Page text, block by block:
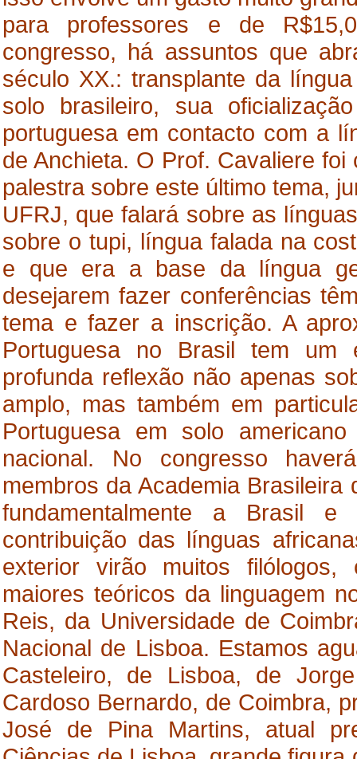
para professores e de
congresso, há assuntos que
século XX.: transplante da
solo brasileiro, sua
portuguesa em contacto com a
de Anchieta. O Prof. Cavaliere
palestra sobre este último tema,
UFRJ, que falará sobre as
sobre o tupi, língua falada na
e que era a base da língua
desejarem fazer conferências
tema e fazer a inscrição. A
Portuguesa no Brasil tem um
profunda reflexão não apenas
amplo, mas também em
Portuguesa em solo
nacional. No congresso
membros da Academia
fundamentalmente a Brasil
contribuição das línguas
exterior virão muitos
maiores teóricos da linguagem
Reis, da Universidade de
Nacional de Lisboa. Estamos
Casteleiro, de Lisboa, de
Cardoso Bernardo, de Coimbra,
José de Pina Martins, atual